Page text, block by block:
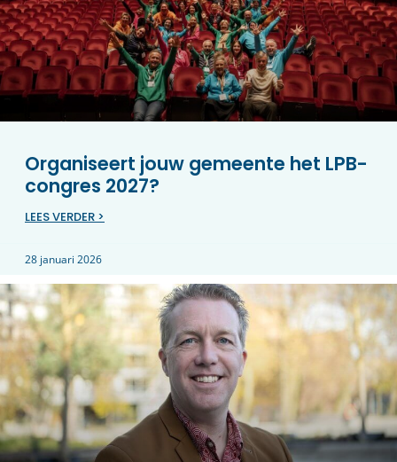
Organiseert jouw gemeente het LPB-
congres 2027?
LEES VERDER >
28 januari 2026